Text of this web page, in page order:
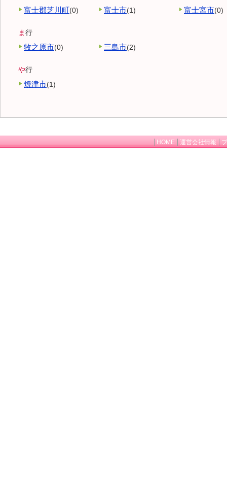
富士郡芝川町(0) 富士市(1) 富士宮市(0)
ま行
牧之原市(0) 三島市(2)
や行
焼津市(1)
HOME 運営会社情報